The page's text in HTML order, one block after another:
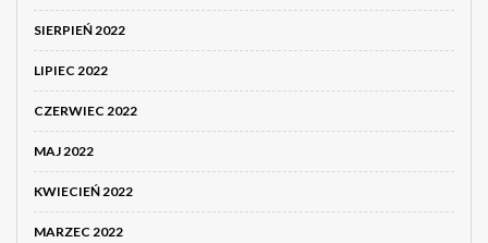
SIERPIEŃ 2022
LIPIEC 2022
CZERWIEC 2022
MAJ 2022
KWIECIEŃ 2022
MARZEC 2022